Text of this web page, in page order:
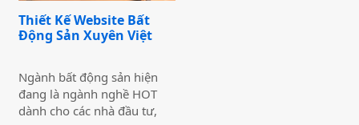
Thiết Kế Website Bất
Động Sản Xuyên Việt
Ngành bất động sản hiện
đang là ngành nghề HOT
dành cho các nhà đầu tư,